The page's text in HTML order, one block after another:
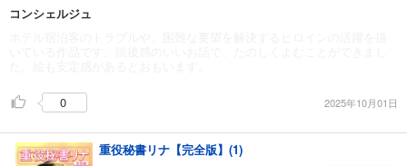
コンシェルジュ
0 2025年10月01日
重役秘書リナ【完全版】(1)